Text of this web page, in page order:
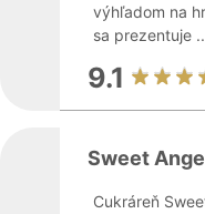
výhľadom na
sa prezentuje
9.1
Sweet
Cukráreň